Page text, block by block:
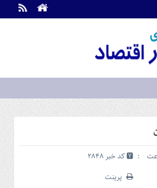
۰۳/۲۳ ساعت :
کد خبر 2848
پرینت